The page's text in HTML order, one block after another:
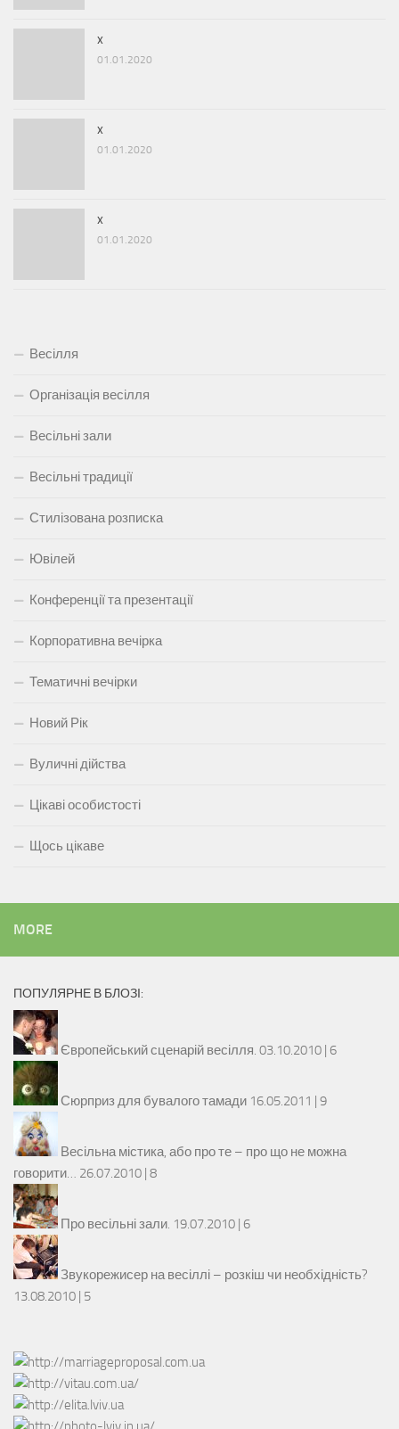
x
01.01.2020
x
01.01.2020
x
01.01.2020
Весілля
Організація весілля
Весільні зали
Весільні традиції
Стилізована розписка
Ювілей
Конференції та презентації
Корпоративна вечірка
Тематичні вечірки
Новий Рік
Вуличні дійства
Цікаві особистості
Щось цікаве
MORE
ПОПУЛЯРНЕ В БЛОЗІ:
Європейський сценарій весілля. 03.10.2010 | 6
Сюрприз для бувалого тамади 16.05.2011 | 9
Весільна містика, або про те – про що не можна
говорити… 26.07.2010 | 8
Про весільні зали. 19.07.2010 | 6
Звукорежисер на весіллі – розкіш чи необхідність?
13.08.2010 | 5